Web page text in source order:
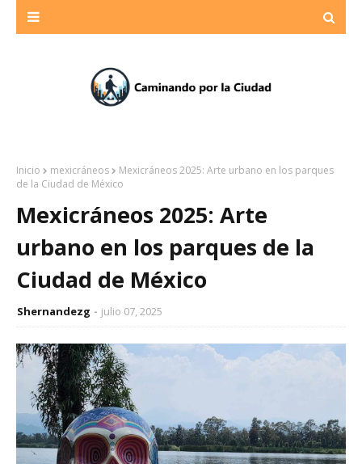
Inicio mexicráneos
Mexicráneos 2025: Arte urbano en los parques
de la Ciudad de México
Mexicráneos 2025: Arte
urbano en los parques de la
Ciudad de México
Shernandezg julio 07, 2025